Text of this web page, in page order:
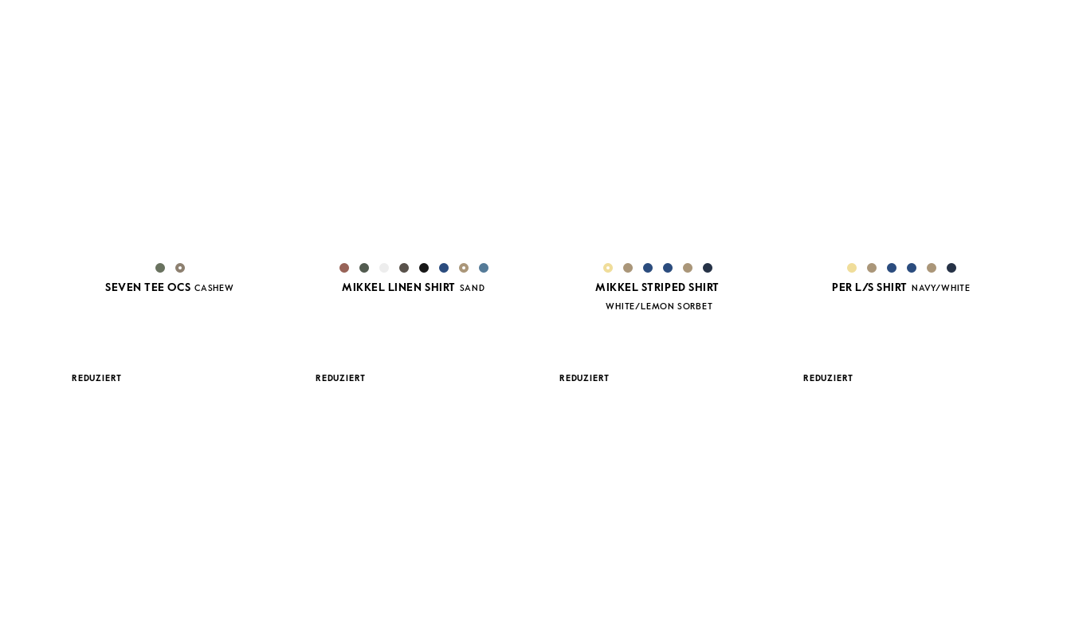
SEVEN TEE OCS CASHEW MIKKEL LINEN SHIRT SAND MIKKEL STRIPED SHIRT
WHITE/LEMON SORBET
PER L/S SHIRT NAVY/WHITE
REDUZIERT REDUZIERT REDUZIERT REDUZIERT